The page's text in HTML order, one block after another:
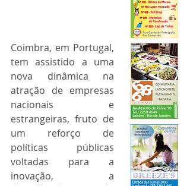
Coimbra, em Portugal,
tem assistido a uma
nova dinâmica na
atração de empresas
nacionais e
estrangeiras, fruto de
um reforço de
políticas públicas
voltadas para a
inovação, a